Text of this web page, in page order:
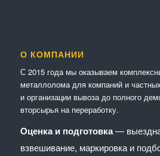
О КОМПАНИИ
С 2015 года мы оказываем
металлолома для компаний и
и организации вывоза до полного
вторсырья на переработку.
Оценка и подготовка—
взвешивание, маркировка и